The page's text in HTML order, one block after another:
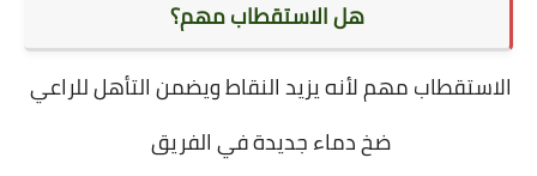
هل الاستقطاب مهم؟
الاستقطاب مهم لأنهيزيد النقاط ويضمن التأهل للراعي
ضخ دماء جديدة في الفريق